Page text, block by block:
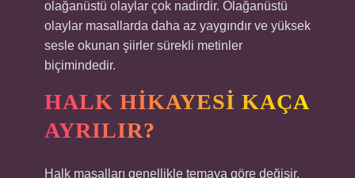
olağanüstü olaylar çok nadirdir. Olağanüstü
olaylar masallarda daha az yaygındır ve yüksek
sesle okunan şiirler sürekli metinler
biçimindedir.
HALK HIKAYESI KAÇA
AYRILIR?
Halk masalları genellikle temaya göre değişir.